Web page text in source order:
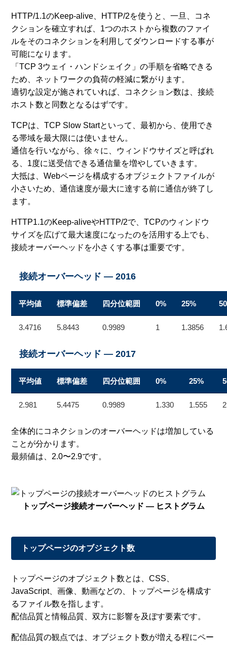
HTTP/1.1のKeep-alive、HTTP/2を使うと、一旦、コネ
クションを確立すれば、1つのホストから複数のファイ
ルをそのコネクションを利用してダウンロードする事が
可能になります。
「TCP 3ウェイ・ハンドシェイク」の手順を省略できる
ため、ネットワークの負荷の軽減に繋がります。
適切な設定が施されていれば、コネクション数は、接続
ホスト数と同数となるはずです。
TCPは、TCP Slow Startといって、最初から、使用でき
る帯域を最大限には使いません。
通信を行いながら、徐々に、ウィンドウサイズと呼ばれ
る、1度に送受信できる通信量を増やしていきます。
大抵は、Webページを構成するオブジェクトファイルが
小さいため、通信速度が最大に達する前に通信が終了し
ます。
HTTP1.1のKeep-aliveやHTTP/2で、TCPのウィンドウ
サイズを広げて最大速度になったのを活用する上でも、
接続オーバーヘッドを小さくする事は重要です。
接続オーバーヘッド — 2016
平均値 標準偏差 四分位範囲 0% 25%
3.4716 5.8443 0.9989 1 1.3856
接続オーバーヘッド — 2017
平均値 標準偏差 四分位範囲 0% 25%
2.981 5.4475 0.9989 1.330 1.555
全体的にコネクションのオーバーヘッドは増加している
ことが分かります。
最頻値は、2.0〜2.9です。
トップページ接続オーバーヘッド — ヒストグラム
トップページのオブジェクト数
トップページのオブジェクト数とは、CSS、
JavaScript、画像、動画などの、トップページを構成す
るファイル数を指します。
配信品質と情報品質、双方に影響を及ぼす要素です。
配信品質の観点では、オブジェクト数が増える程にペー